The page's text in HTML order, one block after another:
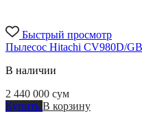
Быстрый просмотр
Пылесос Hitachi CV980D/GB
В наличии
2 440 000 сум
Купить В корзину